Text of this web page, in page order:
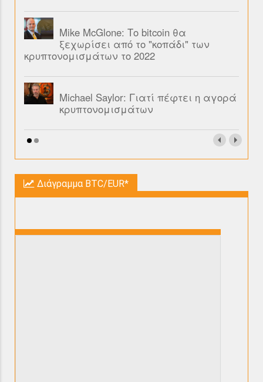
Mike McGlone: Το bitcoin θα
ξεχωρίσει από το "κοπάδι" των
κρυπτονομισμάτων το 2022
Michael Saylor: Γιατί πέφτει η αγορά
κρυπτονομισμάτων
Διάγραμμα BTC/EUR*